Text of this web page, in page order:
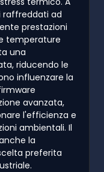
raffreddati ad
prestazioni
temperature
una
riducendo le
influenzare la
avanzata,
l'efficienza e
ambientali. Il
la
preferita